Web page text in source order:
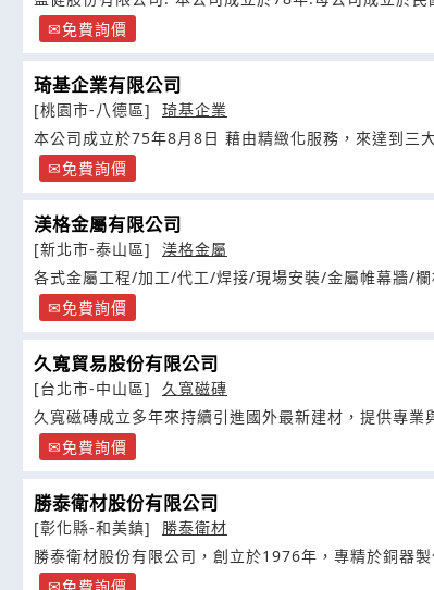
免費詢價
琦基企業有限公司
[桃園市-八德區]
琦基企業
本公司成立於75年8月8日 藉由精緻化服務，來達到三
免費詢價
渼格金屬有限公司
[新北市-泰山區]
渼格金屬
各式金屬工程/加工/代工/焊接/現場安裝/金屬帷幕牆/
免費詢價
久寬貿易股份有限公司
[台北市-中山區]
久寬磁磚
久寬磁磚成立多年來持續引進國外最新建材，提供專
免費詢價
勝泰衛材股份有限公司
[彰化縣-和美鎮]
勝泰衛材
勝泰衛材股份有限公司，創立於1976年，專精於銅器